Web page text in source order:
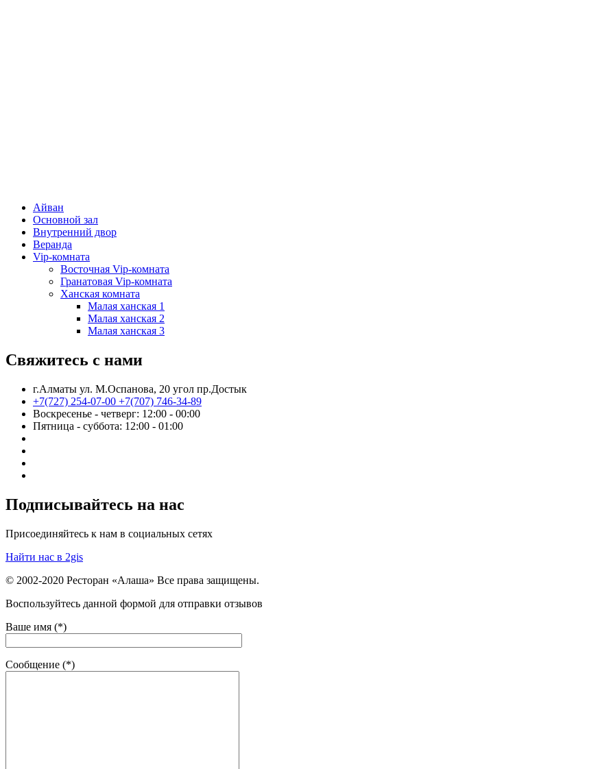
Айван
Основной зал
Внутренний двор
Веранда
Vip-комната
Восточная Vip-комната
Гранатовая Vip-комната
Ханская комната
Малая ханская 1
Малая ханская 2
Малая ханская 3
Свяжитесь с нами
г.Алматы ул. М.Оспанова, 20 угол пр.Достык
+7(727) 254-07-00 +7(707) 746-34-89
Воскресенье - четверг: 12:00 - 00:00
Пятница - суббота: 12:00 - 01:00
Подписывайтесь на нас
Присоединяйтесь к нам в социальных сетях
Найти нас в 2gis
© 2002-2020 Ресторан «Алаша» Все права защищены.
Воспользуйтесь данной формой для отправки отзывов
Ваше имя (*)
Сообщение (*)